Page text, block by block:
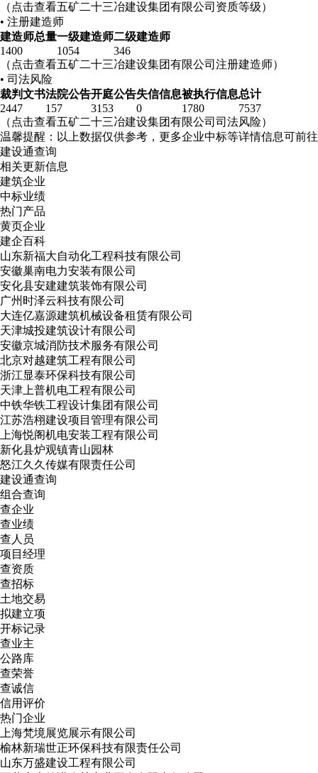
（点击查看五矿二十三冶建设集团有限公司资质等级）
• 注册建造师
建造师总量一级建造师二级建造师
1400
1054
346
（点击查看五矿二十三冶建设集团有限公司注册建造师）
• 司法风险
裁判文书法院公告开庭公告失信信息被执行信息总计
2447
157 3153 0 1780
7537
（点击查看五矿二十三冶建设集团有限公司司法风险）
温馨提醒：以上数据仅供参考，更多企业中标等详情信息可前往
建设通查询
相关更新信息
建筑企业
中标业绩
热门产品
黄页企业
建企百科
山东新福大自动化工程科技有限公司
安徽巢南电力安装有限公司
安化县安建建筑装饰有限公司
广州时泽云科技有限公司
大连亿嘉源建筑机械设备租赁有限公司
天津城投建筑设计有限公司
安徽京城消防技术服务有限公司
北京对越建筑工程有限公司
浙江显泰环保科技有限公司
天津上普机电工程有限公司
中铁华铁工程设计集团有限公司
江苏浩栩建设项目管理有限公司
上海悦阁机电安装工程有限公司
新化县炉观镇青山园林
怒江久久传媒有限责任公司
建设通查询
组合查询
查企业
查业绩
查人员
项目经理
查资质
查招标
土地交易
拟建立项
开标记录
查业主
公路库
查荣誉
查诚信
信用评价
热门企业
上海梵境展览展示有限公司
榆林新瑞世正环保科技有限责任公司
山东万盛建设工程有限公司